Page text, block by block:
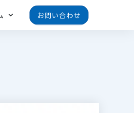
お問い合わせ